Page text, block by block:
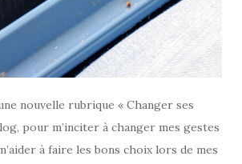
nouvelle rubrique « Changer ses
pour m’inciter à changer mes gestes
à faire les bons choix lors de mes